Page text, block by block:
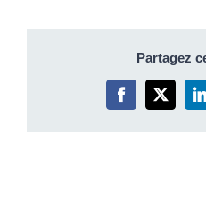
Partagez
Facebook
X